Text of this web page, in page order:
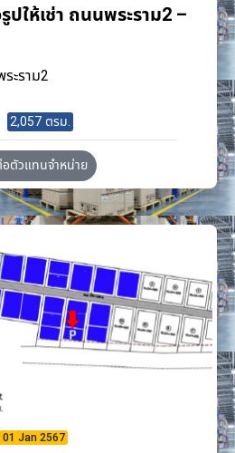
ปให้เช่า ถนนพระราม2 –
ะราม2
2,057 ตรม.
ตัวแทนจำหน่าย
Jan 2567